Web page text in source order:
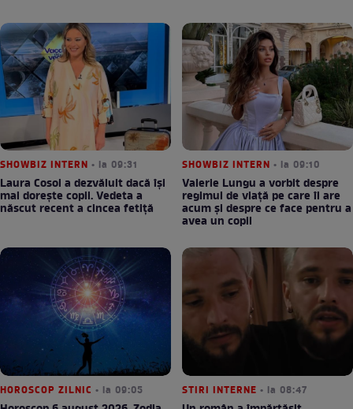
SHOWBIZ INTERN • la 09:31
Laura Cosoi a dezvăluit dacă își
mai dorește copii. Vedeta a
născut recent a cincea fetiță
SHOWBIZ INTERN • la 09:10
Valerie Lungu a vorbit despre
regimul de viață pe care îl are
acum și despre ce face pentru a
avea un copil
HOROSCOP ZILNIC • la 09:05 STIRI INTERNE • la 08:47